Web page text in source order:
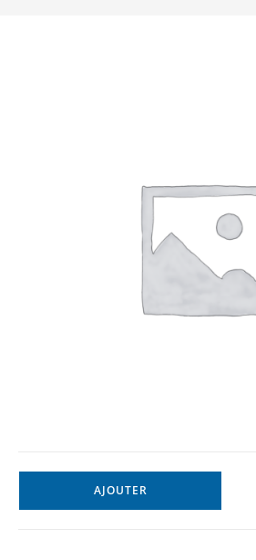
AJOUTER